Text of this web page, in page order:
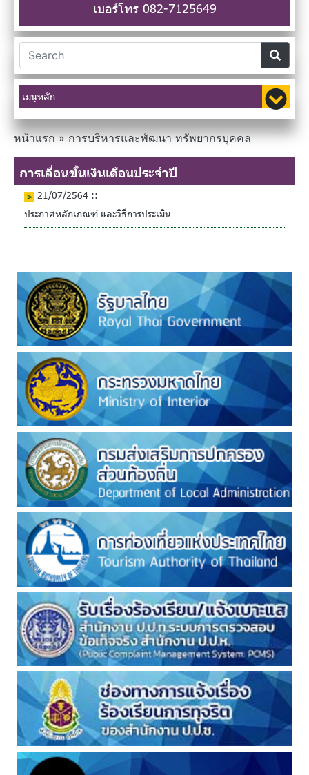
เบอร์โทร 082-7125649
เมนูหลัก
หน้าแรก»การบริหารและพัฒนา ทรัพยากรบุคคล
การเลื่อนขั้นเงินเดือนประจำปี
21/07/2564 ::
ประกาศหลักเกณฑ์ และวิธีการประเมิน